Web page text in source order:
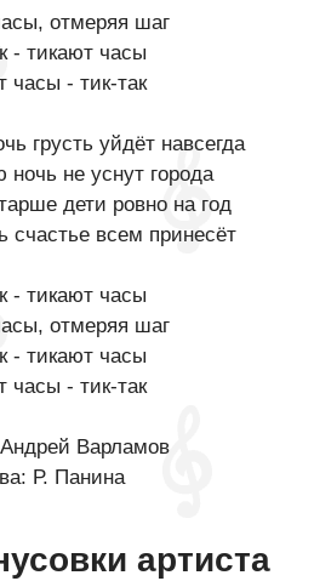
отмеряя шаг
- тикают часы
часы - тик-так
грусть уйдёт навсегда
не уснут города
дети ровно на год
счастье всем принесёт
- тикают часы
отмеряя шаг
- тикают часы
часы - тик-так
Варламов
Р. Панина
артиста